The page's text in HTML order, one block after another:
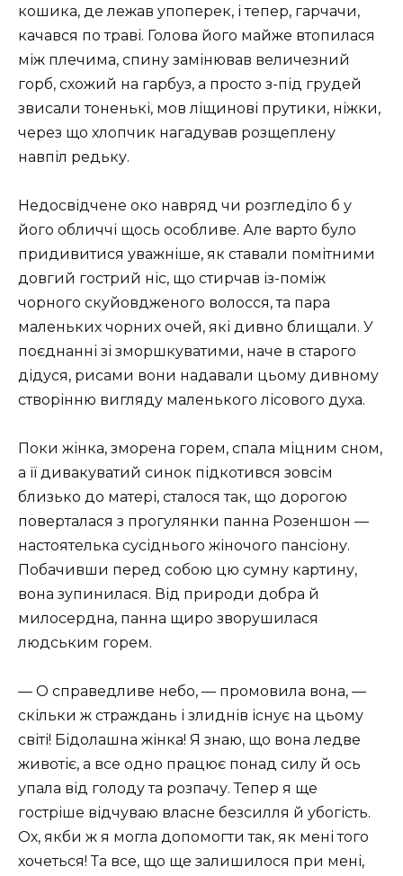
кошика, де лежав упоперек, і тепер, гарчачи,
качався по траві. Голова його майже втопилася
між плечима, спину замінював величезний
горб, схожий на гарбуз, а просто з-під грудей
звисали тоненькі, мов ліщинові прутики, ніжки,
через що хлопчик нагадував розщеплену
навпіл редьку.
Недосвідчене око навряд чи розгледіло б у
його обличчі щось особливе. Але варто було
придивитися уважніше, як ставали помітними
довгий гострий ніс, що стирчав із-поміж
чорного скуйовдженого волосся, та пара
маленьких чорних очей, які дивно блищали. У
поєднанні зі зморшкуватими, наче в старого
дідуся, рисами вони надавали цьому дивному
створінню вигляду маленького лісового духа.
Поки жінка, зморена горем, спала міцним сном,
а її дивакуватий синок підкотився зовсім
близько до матері, сталося так, що дорогою
поверталася з прогулянки панна Розеншон —
настоятелька сусіднього жіночого пансіону.
Побачивши перед собою цю сумну картину,
вона зупинилася. Від природи добра й
милосердна, панна щиро зворушилася
людським горем.
— О справедливе небо, — промовила вона, —
скільки ж страждань і злиднів існує на цьому
світі! Бідолашна жінка! Я знаю, що вона ледве
животіє, а все одно працює понад силу й ось
упала від голоду та розпачу. Тепер я ще
гостріше відчуваю власне безсилля й убогість.
Ох, якби ж я могла допомогти так, як мені того
хочеться! Та все, що ще залишилося при мені,